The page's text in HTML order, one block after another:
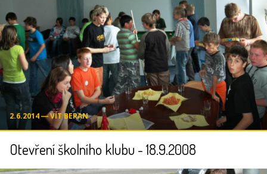
2.6.2014 ― VÍT BERAN
Otevření školního klubu - 18.9.2008